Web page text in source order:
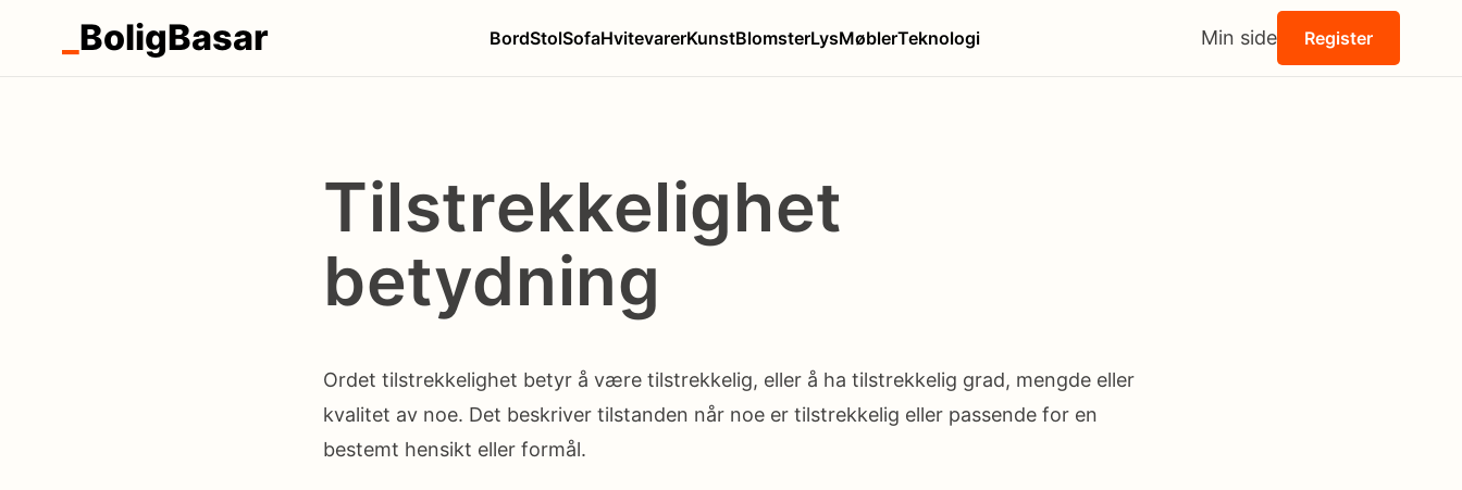
BoligBasar BordStolSofaHvitevarerKunstBlomsterLysMøblerTeknologi Min side Register
Tilstrekkelighet
betydning
Ordet tilstrekkelighet betyr å være tilstrekkelig, eller å ha tilstrekkelig grad, mengde eller
kvalitet av noe. Det beskriver tilstanden når noe er tilstrekkelig eller passende for en
bestemt hensikt eller formål.